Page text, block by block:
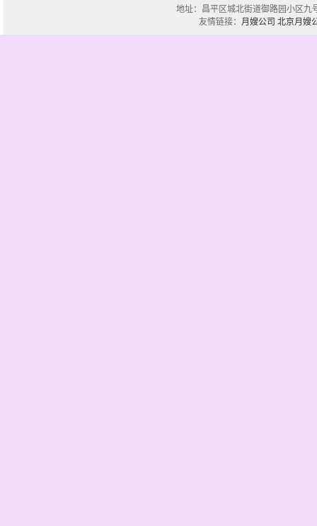
地址：昌平区城北街道御路园小区九
友情链接： 月嫂公司 北京月嫂